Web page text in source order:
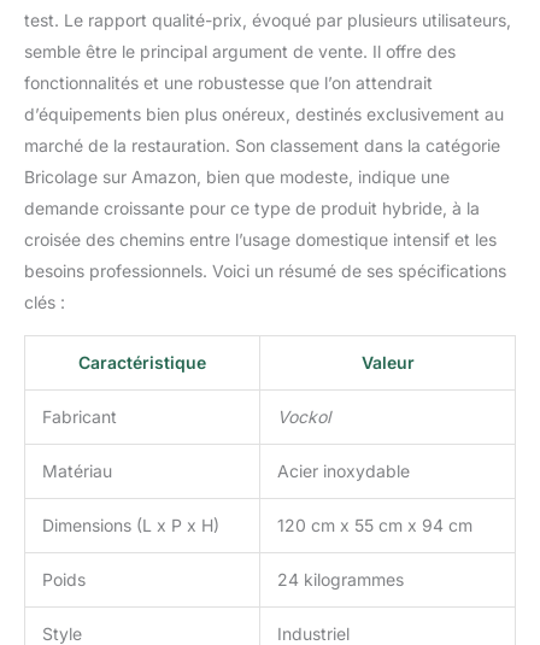
test. Le rapport qualité-prix, évoqué par plusieurs utilisateurs,
semble être le principal argument de vente. Il offre des
fonctionnalités et une robustesse que l’on attendrait
d’équipements bien plus onéreux, destinés exclusivement au
marché de la restauration. Son classement dans la catégorie
Bricolage sur Amazon, bien que modeste, indique une
demande croissante pour ce type de produit hybride, à la
croisée des chemins entre l’usage domestique intensif et les
besoins professionnels. Voici un résumé de ses spécifications
clés :
Caractéristique Valeur
Fabricant Vockol
Matériau Acier inoxydable
Dimensions (L x P x H) 120 cm x 55 cm x 94 cm
Poids 24 kilogrammes
Style Industriel